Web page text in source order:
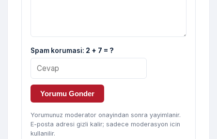
Spam korumasi: 2 + 7 = ?
Yorumu Gonder
Yorumunuz moderator onayindan sonra yayimlanir.
E-posta adresi gizli kalir; sadece moderasyon icin
kullanilir.